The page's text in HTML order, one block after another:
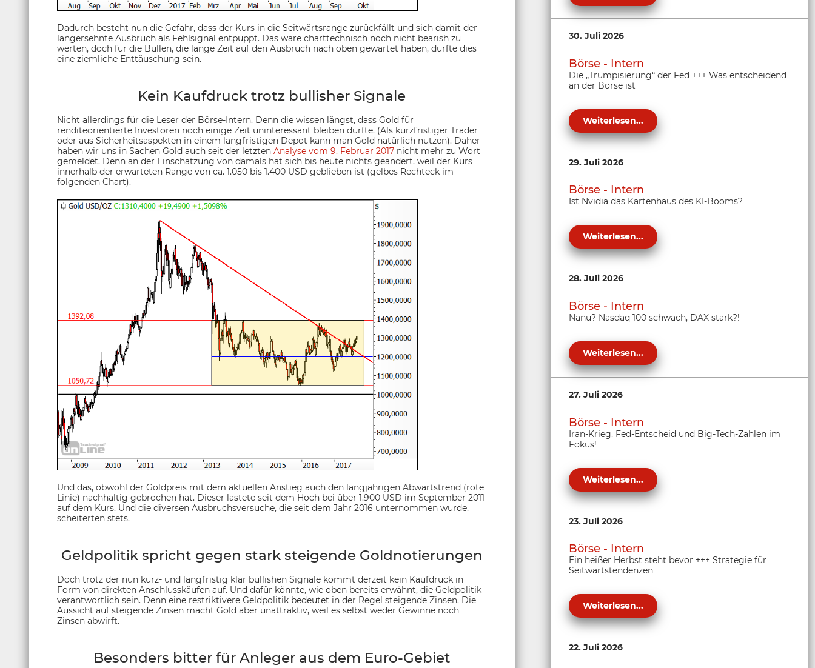
Dadurch besteht nun die Gefahr, dass der Kurs in die Seitwärtsrange zurückfällt und sich damit der
langersehnte Ausbruch als Fehlsignal entpuppt. Das wäre charttechnisch noch nicht bearish zu
werten, doch für die Bullen, die lange Zeit auf den Ausbruch nach oben gewartet haben, dürfte dies
eine ziemliche Enttäuschung sein.
Kein Kaufdruck trotz bullisher Signale
Nicht allerdings für die Leser der Börse-Intern. Denn die wissen längst, dass Gold für
renditeorientierte Investoren noch einige Zeit uninteressant bleiben dürfte. (Als kurzfristiger Trader
oder aus Sicherheitsaspekten in einem langfristigen Depot kann man Gold natürlich nutzen). Daher
haben wir uns in Sachen Gold auch seit der letzten Analyse vom 9. Februar 2017 nicht mehr zu Wort
gemeldet. Denn an der Einschätzung von damals hat sich bis heute nichts geändert, weil der Kurs
innerhalb der erwarteten Range von ca. 1.050 bis 1.400 USD geblieben ist (gelbes Rechteck im
folgenden Chart).
Und das, obwohl der Goldpreis mit dem aktuellen Anstieg auch den langjährigen Abwärtstrend (rote
Linie) nachhaltig gebrochen hat. Dieser lastete seit dem Hoch bei über 1.900 USD im September 2011
auf dem Kurs. Und die diversen Ausbruchsversuche, die seit dem Jahr 2016 unternommen wurde,
scheiterten stets.
Geldpolitik spricht gegen stark steigende Goldnotierungen
Doch trotz der nun kurz- und langfristig klar bullishen Signale kommt derzeit kein Kaufdruck in
Form von direkten Anschlusskäufen auf. Und dafür könnte, wie oben bereits erwähnt, die Geldpolitik
verantwortlich sein. Denn eine restriktivere Geldpolitik bedeutet in der Regel steigende Zinsen. Die
Aussicht auf steigende Zinsen macht Gold aber unattraktiv, weil es selbst weder Gewinne noch
Zinsen abwirft.
Besonders bitter für Anleger aus dem Euro-Gebiet
30. Juli 2026
Börse - Intern
Die „Trumpisierung“ der Fed +++ Was entscheidend
an der Börse ist
Weiterlesen...
29. Juli 2026
Börse - Intern
Ist Nvidia das Kartenhaus des KI-Booms?
Weiterlesen...
28. Juli 2026
Börse - Intern
Nanu? Nasdaq 100 schwach, DAX stark?!
Weiterlesen...
27. Juli 2026
Börse - Intern
Iran-Krieg, Fed-Entscheid und Big-Tech-Zahlen im
Fokus!
Weiterlesen...
23. Juli 2026
Börse - Intern
Ein heißer Herbst steht bevor +++ Strategie für
Seitwärtstendenzen
Weiterlesen...
22. Juli 2026